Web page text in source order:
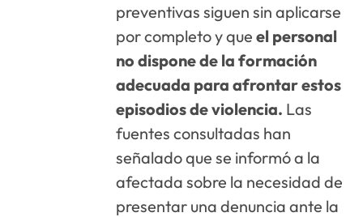
preventivas siguen sin aplicarse
por completo y queel personal
no dispone de la formación
adecuada para afrontar estos
episodios de violencia. Las
fuentes consultadas han
señalado que se informó a la
afectada sobre la necesidad de
presentar una denuncia ante la